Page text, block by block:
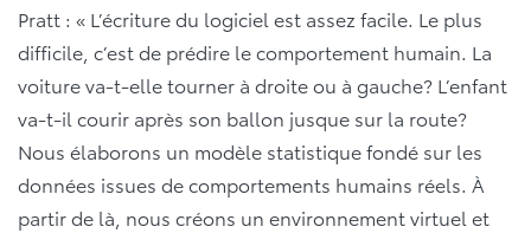
Pratt : « L’écriture du logiciel est assez facile. Le plus
difficile, c’est de prédire le comportement humain. La
voiture va-t-elle tourner à droite ou à gauche? L’enfant
va-t-il courir après son ballon jusque sur la route?
Nous élaborons un modèle statistique fondé sur les
données issues de comportements humains réels. À
partir de là, nous créons un environnement virtuel et